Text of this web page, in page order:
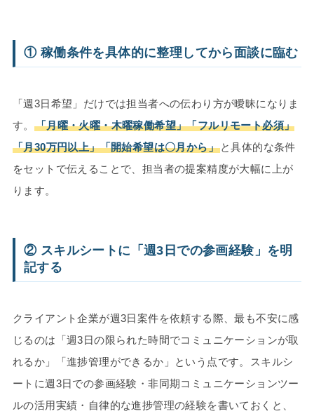
① 稼働条件を具体的に整理してから面談に臨む
「週3日希望」だけでは担当者への伝わり方が曖昧になりま
す。
「月曜・火曜・木曜稼働希望」「フルリモート必須」
「月30万円以上」「開始希望は〇月から」と具体的な条件
をセットで伝えることで、担当者の提案精度が大幅に上が
ります。
② スキルシートに「週3日での参画経験」を明
記する
クライアント企業が週3日案件を依頼する際、最も不安に感
じるのは「週3日の限られた時間でコミュニケーションが取
れるか」「進捗管理ができるか」という点です。スキルシ
ートに週3日での参画経験・非同期コミュニケーションツー
ルの活用実績・自律的な進捗管理の経験を書いておくと、